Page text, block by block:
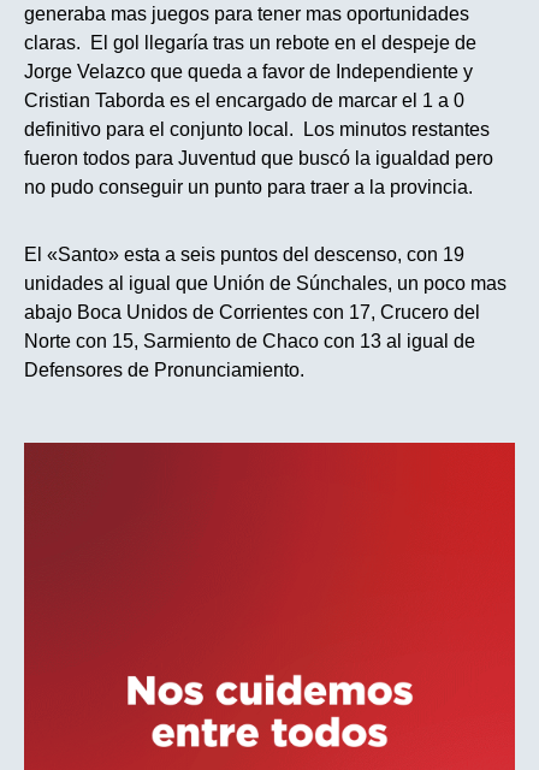
generaba mas juegos para tener mas oportunidades
claras. El gol llegaría tras un rebote en el despeje de
Jorge Velazco que queda a favor de Independiente y
Cristian Taborda es el encargado de marcar el 1 a 0
definitivo para el conjunto local. Los minutos restantes
fueron todos para Juventud que buscó la igualdad pero
no pudo conseguir un punto para traer a la provincia.
El «Santo» esta a seis puntos del descenso, con 19
unidades al igual que Unión de Súnchales, un poco mas
abajo Boca Unidos de Corrientes con 17, Crucero del
Norte con 15, Sarmiento de Chaco con 13 al igual de
Defensores de Pronunciamiento.